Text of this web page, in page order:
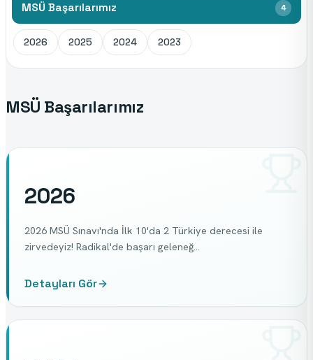
MSÜ Başarılarımız 4
2026 2025 2024 2023
MSÜ Başarılarımız
2026
2026 MSÜ Sınavı'nda İlk 10'da 2 Türkiye derecesi ile
zirvedeyiz! Radikal'de başarı geleneğ…
Detayları Gör